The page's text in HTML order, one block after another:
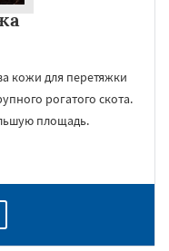
кожи для перетяжки
рогатого скота.
площадь.